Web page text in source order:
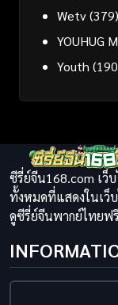
Wetv(379)
YOUHUG
Youth
ซีรี่ย์จีน168.com เว็
ทั้งหมดที่แสดงในเว็
ดูซีรี่ย์จีนพากย์ไทยฟ